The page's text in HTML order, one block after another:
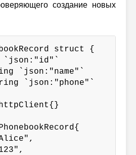
создание новых
struct {
`json:"id"`
`json:"name"`
`json:"phone"`